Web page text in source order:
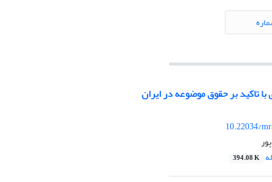
بر حقوق موضوعه در ایران
10.22034/
394.08 K